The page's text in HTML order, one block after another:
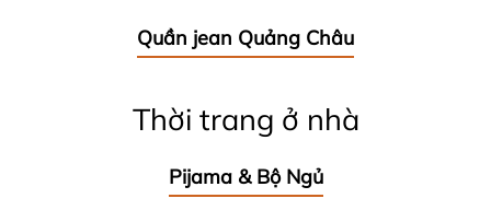
Quần jean Quảng Châu
Thời trang ở nhà
Pijama & Bộ Ngủ